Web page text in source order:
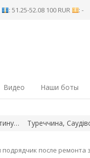
: 51.25-52.08 100 RUR : -
Видео Наши боты
Туреччина, Саудівська
подрядчик после ремонта